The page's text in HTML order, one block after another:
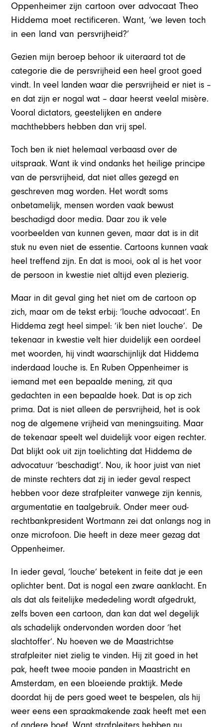
Oppenheimer zijn cartoon over advocaat Theo
Hiddema moet rectificeren. Want, ‘we leven toch
in een land van persvrijheid?’
Gezien mijn beroep behoor ik uiteraard tot de
categorie die de persvrijheid een heel groot goed
vindt. In veel landen waar die persvrijheid er niet is –
en dat zijn er nogal wat – daar heerst veelal misère.
Vooral dictators, geestelijken en andere
machthebbers hebben dan vrij spel.
Toch ben ik niet helemaal verbaasd over de
uitspraak. Want ik vind ondanks het heilige principe
van de persvrijheid, dat niet alles gezegd en
geschreven mag worden. Het wordt soms
onbetamelijk, mensen worden vaak bewust
beschadigd door media. Daar zou ik vele
voorbeelden van kunnen geven, maar dat is in dit
stuk nu even niet de essentie. Cartoons kunnen vaak
heel treffend zijn. En dat is mooi, ook al is het voor
de persoon in kwestie niet altijd even plezierig.
Maar in dit geval ging het niet om de cartoon op
zich, maar om de tekst erbij: ‘louche advocaat’. En
Hiddema zegt heel simpel: ‘ik ben niet louche’. De
tekenaar in kwestie velt hier duidelijk een oordeel
met woorden, hij vindt waarschijnlijk dat Hiddema
inderdaad louche is. En Ruben Oppenheimer is
iemand met een bepaalde mening, zit qua
gedachten in een bepaalde hoek. Dat is op zich
prima. Dat is niet alleen de persvrijheid, het is ook
nog de algemene vrijheid van meningsuiting. Maar
de tekenaar speelt wel duidelijk voor eigen rechter.
Dat blijkt ook uit zijn toelichting dat Hiddema de
advocatuur ‘beschadigt’. Nou, ik hoor juist van niet
de minste rechters dat zij in ieder geval respect
hebben voor deze strafpleiter vanwege zijn kennis,
argumentatie en taalgebruik. Onder meer oud-
rechtbankpresident Wortmann zei dat onlangs nog in
onze microfoon. Die heeft in deze meer gezag dat
Oppenheimer.
In ieder geval, ‘louche’ betekent in feite dat je een
oplichter bent. Dat is nogal een zware aanklacht. En
als dat als feitelijke mededeling wordt afgedrukt,
zelfs boven een cartoon, dan kan dat wel degelijk
als schadelijk ondervonden worden door ‘het
slachtoffer’. Nu hoeven we de Maastrichtse
strafpleiter niet zielig te vinden. Hij zit goed in het
pak, heeft twee mooie panden in Maastricht en
Amsterdam, en een bloeiende praktijk. Mede
doordat hij de pers goed weet te bespelen, als hij
weer eens een spraakmakende zaak heeft met een